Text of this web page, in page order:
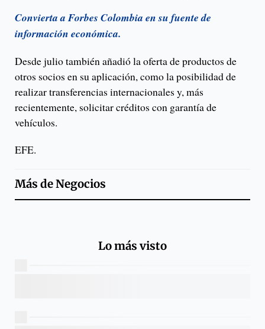
Convierta a Forbes Colombia en su fuente de
información económica.
Desde julio también añadió la oferta de productos de
otros socios en su aplicación, como la posibilidad de
realizar transferencias internacionales y, más
recientemente, solicitar créditos con garantía de
vehículos.
EFE.
Más deNegocios
Lo más visto